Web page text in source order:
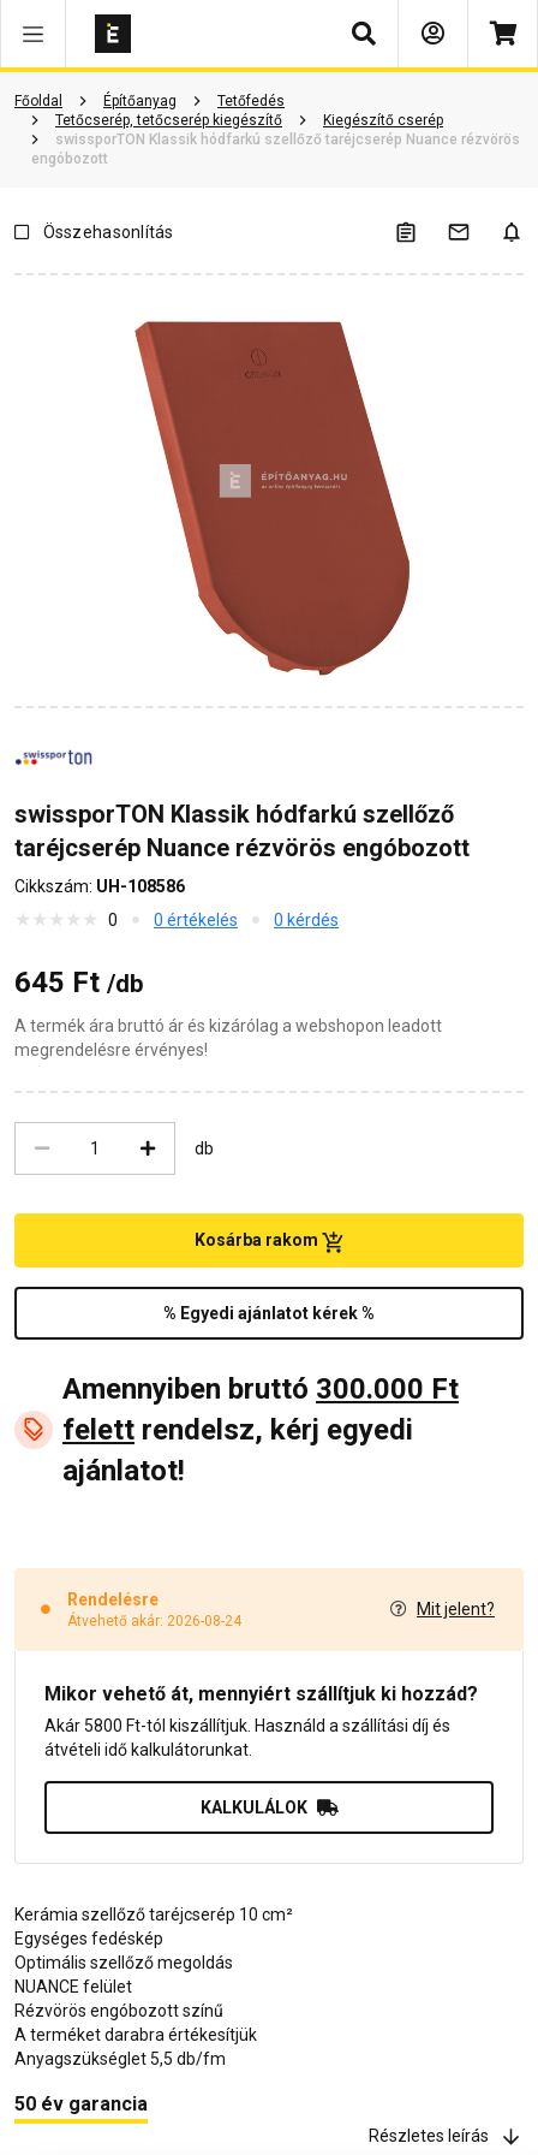
Keresés
Főoldal Építőanyag
Tetőfedés
Tetőcserép, tetőcserép kiegészítő
Kiegészítő cserép
swissporTON Klassik hódfarkú szellőző taréjcserép Nuance rézvörös
engóbozott
Termékinformáció Kérdések és válaszok
Összehasonlítás
swissporTON Klassik hódfarkú szellőző
taréjcserép Nuance rézvörös engóbozott
Cikkszám: UH-108586
0
0 értékelés 0 kérdés
645 Ft /db
A termék ára bruttó ár és kizárólag a webshopon leadott
megrendelésre érvényes!
db
% Egyedi ajánlatot kérek %
Kosárba rakom
Amennyiben bruttó 300.000 Ft
felett rendelsz, kérj egyedi
ajánlatot!
Rendelésre
Átvehető akár: 2026-08-24
Mit jelent?
Mikor vehető át, mennyiért szállítjuk ki hozzád?
Akár 5800 Ft-tól kiszállítjuk. Használd a szállítási díj és
átvételi idő kalkulátorunkat.
KALKULÁLOK
Kerámia szellőző taréjcserép 10 cm²
Egységes fedéskép
Optimális szellőző megoldás
NUANCE felület
Rézvörös engóbozott színű
A terméket darabra értékesítjük
Anyagszükséglet 5,5 db/fm
50 év garancia
Részletes leírás